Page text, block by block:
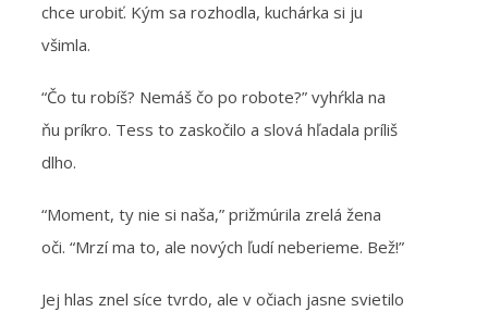
chce urobiť. Kým sa rozhodla, kuchárka si ju
všimla.
“Čo tu robíš? Nemáš čo po robote?” vyhŕkla na
ňu príkro. Tess to zaskočilo a slová hľadala príliš
dlho.
“Moment, ty nie si naša,” prižmúrila zrelá žena
oči. “Mrzí ma to, ale nových ľudí neberieme. Bež!”
Jej hlas znel síce tvrdo, ale v očiach jasne svietilo